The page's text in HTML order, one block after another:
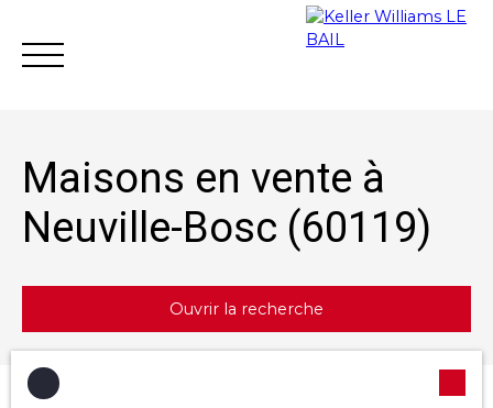
Maisons en vente à
Neuville-Bosc (60119)
Ouvrir la recherche